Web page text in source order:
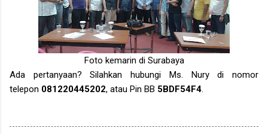
Foto kemarin di Surabaya
Ada pertanyaan? Silahkan hubungi Ms. Nury di nomor
telepon 081220445202, atau Pin BB 5BDF54F4